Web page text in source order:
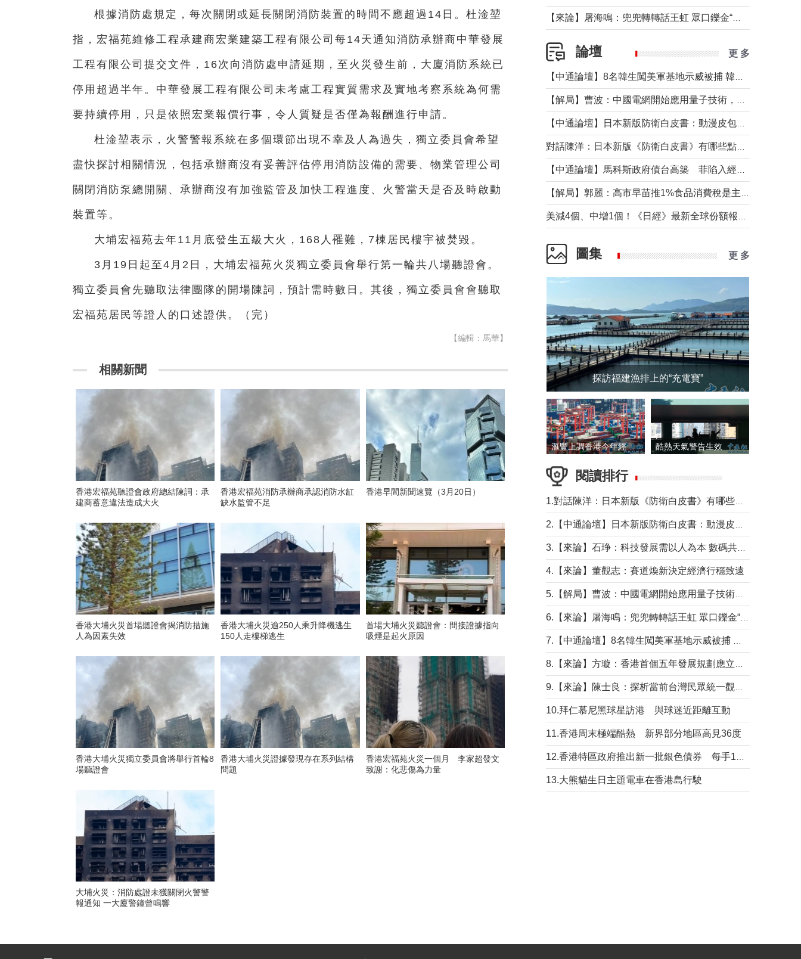
根據消防處規定，每次關閉或延長關閉消防裝置的時間不應超過14日。杜淦堃
指，宏福苑維修工程承建商宏業建築工程有限公司每14天通知消防承辦商中華發展
工程有限公司提交文件，16次向消防處申請延期，至火災發生前，大廈消防系統已
停用超過半年。中華發展工程有限公司未考慮工程實質需求及實地考察系統為何需
要持續停用，只是依照宏業報價行事，令人質疑是否僅為報酬進行申請。
杜淦堃表示，火警警報系統在多個環節出現不幸及人為過失，獨立委員會希望
盡快探討相關情況，包括承辦商沒有妥善評估停用消防設備的需要、物業管理公司
關閉消防泵總開關、承辦商沒有加強監管及加快工程進度、火警當天是否及時啟動
裝置等。
大埔宏福苑去年11月底發生五級大火，168人罹難，7棟居民樓宇被焚毀。
3月19日起至4月2日，大埔宏福苑火災獨立委員會舉行第一輪共八場聽證會。
獨立委員會先聽取法律團隊的開場陳詞，預計需時數日。其後，獨立委員會會聽取
宏福苑居民等證人的口述證供。（完）
【編輯：馬華】
相關新聞
香港宏福苑聽證會政府總結陳詞：承
建商蓄意違法造成大火
香港宏福苑消防承辦商承認消防水缸
缺水監管不足
香港早間新聞速覽（3月20日）
香港大埔火災首場聽證會揭消防措施
人為因素失效
香港大埔火災逾250人乘升降機逃生
150人走樓梯逃生
首場大埔火災聽證會：間接證據指向
吸煙是起火原因
香港大埔火災獨立委員會將舉行首輪8
場聽證會
香港大埔火災證據發現存在系列結構
問題
香港宏福苑火災一個月 李家超發文
致謝：化悲傷為力量
大埔火災：消防處證未獲關閉火警警
報通知 一大廈警鐘曾鳴響
論壇 更 多
圖集 更 多
探訪福建漁排上的“充電寶”
滙豐上調香港今年經濟增長預測至4.5% 酷熱天氣警告生效 本港高溫持續至下周
閱讀排行
4.【來論】董觀志：賽道煥新決定經濟行穩致遠
10.拜仁慕尼黑球星訪港 與球迷近距離互動
11.香港周末極端酷熱 新界部分地區高見36度
13.大熊貓生日主題電車在香港島行駛